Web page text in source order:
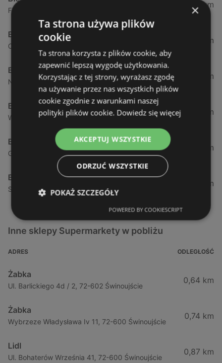
Fińska 4, 72-602 Świnoujście
0,23 km
Biedronka
Chrobrego 9, 72-600 Świnoujście
0,84 km
Biedronka
Nowokarsiborska 2, 72-600 Świnoujście
1,87 km
Biedronka
Wojska Polskiego 16a, 72-600 Świnoujście
2,77 km
Biedronka
Gryfa Pomorskiego, 72-500 Międzyzdroje
12,39 km
Biedronka
Sienkiewicza 32, 72-510 Wolin
24,01 km
Inne sklepy Supermarkety w pobliżu
ADRES ODLEGŁOŚĆ
Żabka
Ul. Barlickiego 4d / 2, 72-602 Świnoujście
0,64 km
Żabka
Wybrzeze Władysława Iv 11, 72-600 Świnoujście
0,74 km
Lidl
Ul. Bohaterów Września 41, 72-600 Świnoujście
0,87 km
×
Ta strona używa plików
cookie
Ta strona korzysta z plików cookie, aby
zapewnić lepszą wygodę użytkowania.
Korzystając z tej strony, wyrażasz zgodę
na używanie przez nas wszystkich plików
cookie zgodnie z warunkami naszej
polityki plików cookie. Dowiedz się więcej
AKCEPTUJ WSZYSTKIE
ODRZUĆ WSZYSTKIE
POKAŻ SZCZEGÓŁY
POWERED BY COOKIESCRIPT